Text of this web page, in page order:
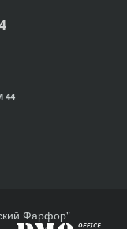
44
Фарфор"